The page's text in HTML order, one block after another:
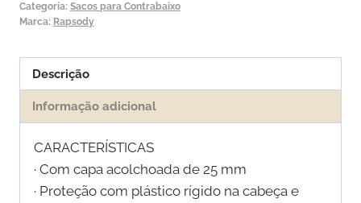
Categoria: Sacos para Contrabaixo
Marca: Rapsody
Descrição
Informação adicional
CARACTERÍSTICAS
· Com capa acolchoada de 25 mm
· Proteção com plástico rígido na cabeça e